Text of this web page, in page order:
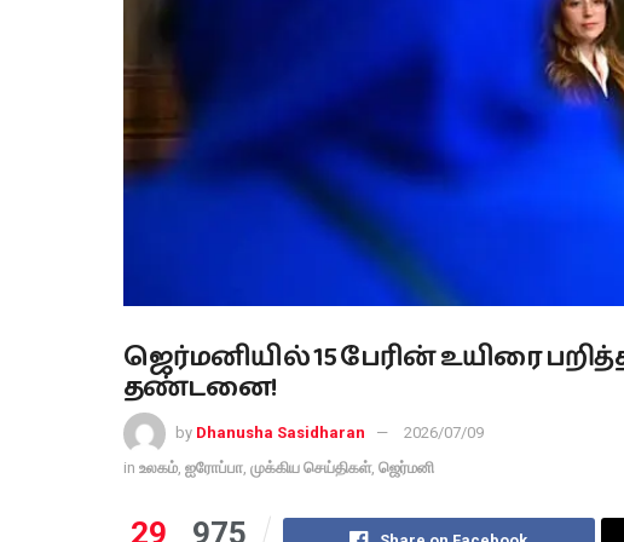
ஜெர்மனியில் 15 பேரின் உயிரை
தண்டனை!
by Dhanusha Sasidharan
2026/07/09
in உலகம், ஐரோப்பா, முக்கிய செய்திகள், ஜெர்மனி
29 975